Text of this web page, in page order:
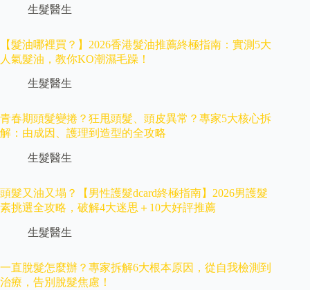
生髮醫生
【髮油哪裡買？】2026香港髮油推薦終極指南：實測5大
人氣髮油，教你KO潮濕毛躁！
生髮醫生
青春期頭髮變捲？狂甩頭髮、頭皮異常？專家5大核心拆
解：由成因、護理到造型的全攻略
生髮醫生
頭髮又油又塌？【男性護髮dcard終極指南】2026男護髮
素挑選全攻略，破解4大迷思＋10大好評推薦
生髮醫生
一直脫髮怎麼辦？專家拆解6大根本原因，從自我檢測到
治療，告別脫髮焦慮！